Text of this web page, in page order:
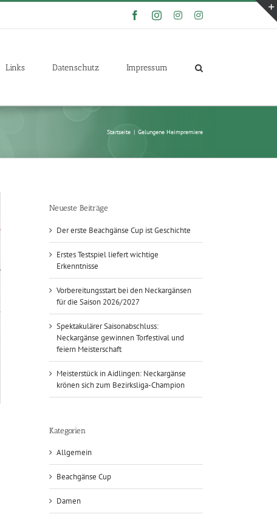
FacebookInstagramInstagramInstagram
Links Datenschutz Impressum
Startseite | Gelungene Heimpremiere
Neueste Beiträge
Der erste Beachgänse Cup ist Geschichte
Erstes Testspiel liefert wichtige
Erkenntnisse
Vorbereitungsstart bei den Neckargänsen
für die Saison 2026/2027
Spektakulärer Saisonabschluss:
Neckargänse gewinnen Torfestival und
feiern Meisterschaft
Meisterstück in Aidlingen: Neckargänse
krönen sich zum Bezirksliga-Champion
Kategorien
Allgemein
Beachgänse Cup
Damen